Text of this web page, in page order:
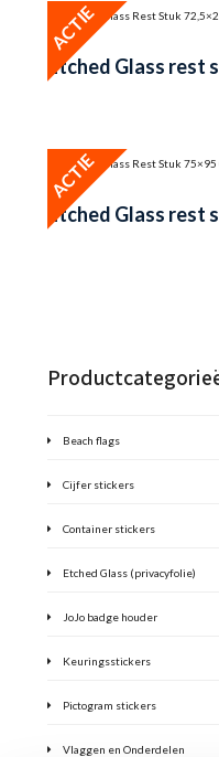
ACTIE
Etched Glass rest
ACTIE
Etched Glass rest
Beach flags
Cijfer stickers
Container stickers
Etched Glass (privacyfolie)
JoJo badge houder
Keuringsstickers
Pictogram stickers
Vlaggen en Onderdelen